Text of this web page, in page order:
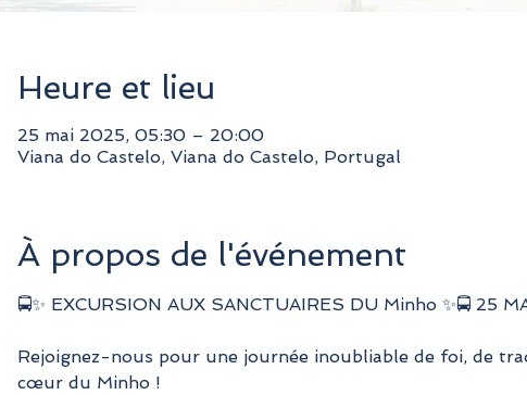
Heure et lieu
25 mai 2025, 05:30 – 20:00
Viana do Castelo, Viana do Castelo, Portugal
À propos de l'événement
🚍✨ EXCURSION AUX SANCTUAIRES DU Minho ✨🚍 25
Rejoignez-nous pour une journée inoubliable de foi, de
cœur du Minho !